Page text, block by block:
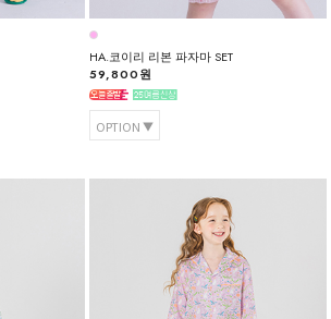
HA.코이리 리본 파자마 SET
59,800원
OPTION